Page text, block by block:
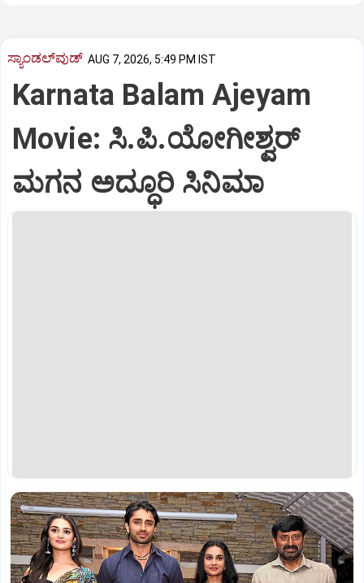
ಸ್ಯಾಂಡಲ್‌ವುಡ್‌ AUG 7, 2026, 5:49 PM IST
Karnata Balam Ajeyam
Movie: ಸಿ.ಪಿ.ಯೋಗೀಶ್ವರ್‌
ಮಗನ ಅದ್ಧೂರಿ ಸಿನಿಮಾ